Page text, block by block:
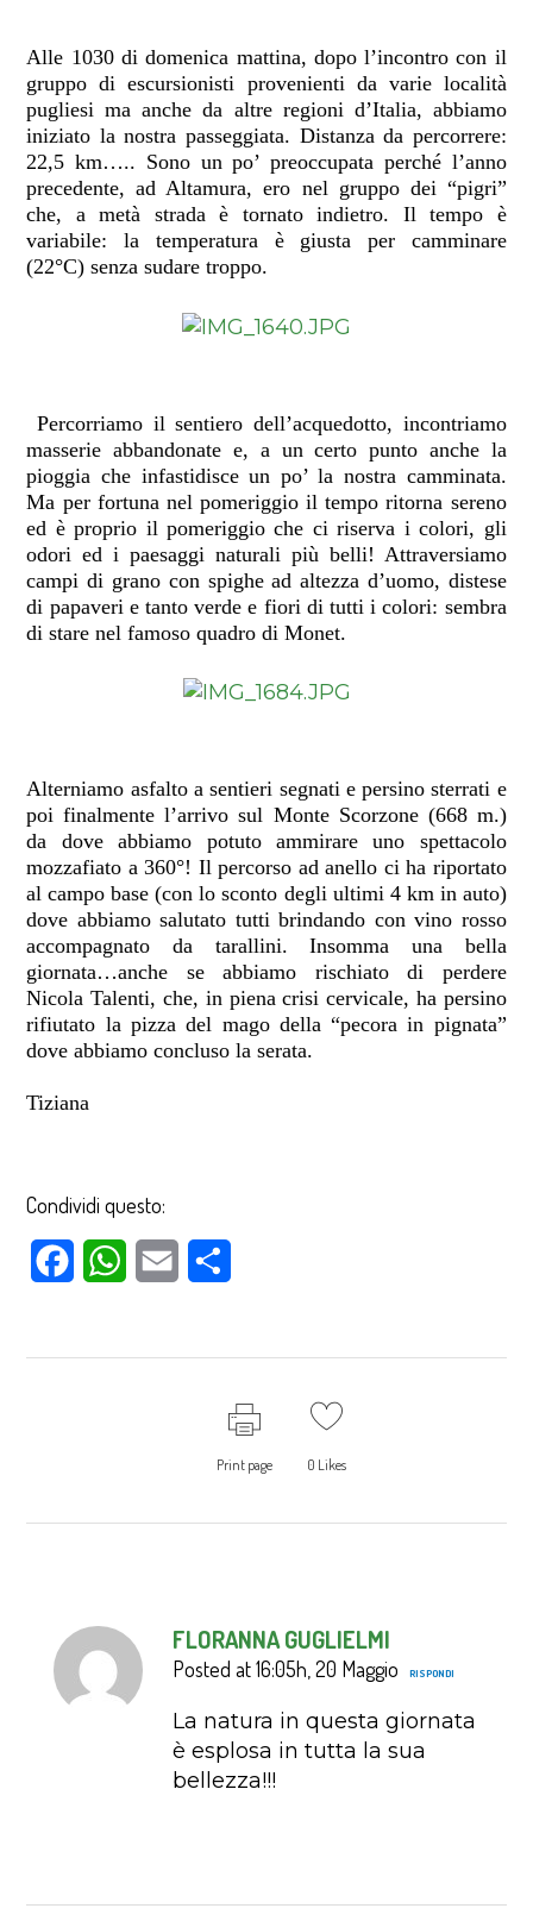
Alle 1030 di domenica mattina, dopo l’incontro con il
gruppo di escursionisti provenienti da varie località
pugliesi ma anche da altre regioni d’Italia, abbiamo
iniziato la nostra passeggiata. Distanza da percorrere:
22,5 km….. Sono un po’ preoccupata perché l’anno
precedente, ad Altamura, ero nel gruppo dei “pigri”
che, a metà strada è tornato indietro. Il tempo è
variabile: la temperatura è giusta per camminare
(22°C) senza sudare troppo.
Percorriamo il sentiero dell’acquedotto, incontriamo
masserie abbandonate e, a un certo punto anche la
pioggia che infastidisce un po’ la nostra camminata.
Ma per fortuna nel pomeriggio il tempo ritorna sereno
ed è proprio il pomeriggio che ci riserva i colori, gli
odori ed i paesaggi naturali più belli! Attraversiamo
campi di grano con spighe ad altezza d’uomo, distese
di papaveri e tanto verde e fiori di tutti i colori: sembra
di stare nel famoso quadro di Monet.
Alterniamo asfalto a sentieri segnati e persino sterrati e
poi finalmente l’arrivo sul Monte Scorzone (668 m.)
da dove abbiamo potuto ammirare uno spettacolo
mozzafiato a 360°! Il percorso ad anello ci ha riportato
al campo base (con lo sconto degli ultimi 4 km in auto)
dove abbiamo salutato tutti brindando con vino rosso
accompagnato da tarallini. Insomma una bella
giornata…anche se abbiamo rischiato di perdere
Nicola Talenti, che, in piena crisi cervicale, ha persino
rifiutato la pizza del mago della “pecora in pignata”
dove abbiamo concluso la serata.
Tiziana
Condividi questo:
FacebookWhatsAppEmail
Print page 0 Likes
FLORANNA GUGLIELMI
Posted at 16:05h, 20 Maggio RISPONDI
La natura in questa giornata
è esplosa in tutta la sua
bellezza!!!